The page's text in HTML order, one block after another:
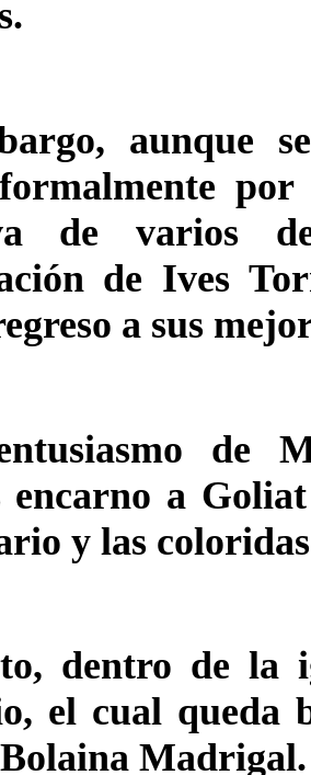
aunque
de varios
de Ives
a sus
de
encarno a
y las
dentro de la
el cual queda
Madrigal.